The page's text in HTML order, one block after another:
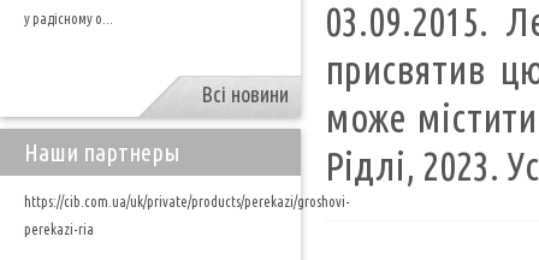
03.09.2015.
присвятив
може
Рідлі, 2023.
у радісному о...
Всі новини
Наши партнеры
https://cib.com.ua/uk/private/products/perekazi/groshovi-
perekazi-ria